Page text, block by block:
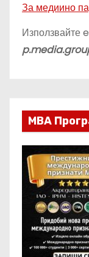
За медиино
Използвайте
МВА